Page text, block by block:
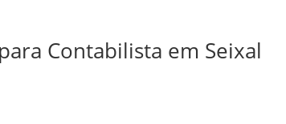
Contabilista em Seixal